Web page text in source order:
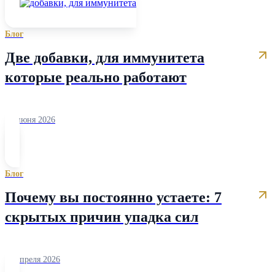
Блог
Две добавки, для иммунитета
которые реально работают
10 июня 2026
Блог
Почему вы постоянно устаете: 7
скрытых причин упадка сил
17 апреля 2026